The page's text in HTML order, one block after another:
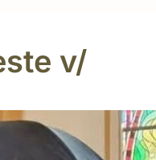
v/